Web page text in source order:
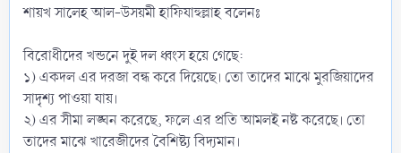
শায়খ সালেহ আল-উসয়মী হাফিযাহুল্লাহ বলেনঃ
বিরোধীদের খন্ডনে দুই দল ধ্বংস হয়ে গেছে:
১) একদল এর দরজা বন্ধ করে দিয়েছে। তো তাদের মাঝে মুরজিয়াদের
সাদৃশ্য পাওয়া যায়।
২) এর সীমা লঙ্ঘন করেছে, ফলে এর প্রতি আমলই নষ্ট করেছে। তো
তাদের মাঝে খারেজীদের বৈশিষ্ট্য বিদ্যমান।